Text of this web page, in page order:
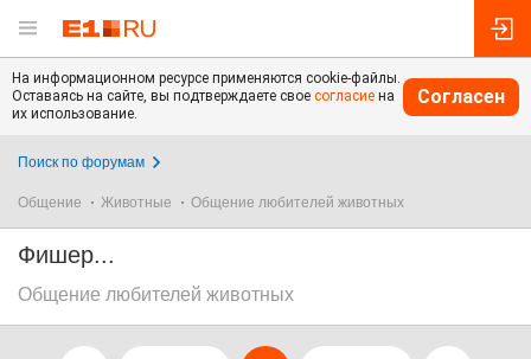
На информационном ресурсе применяются cookie-файлы.
Оставаясь на сайте, вы подтверждаете свое согласие на
их использование.
Согласен
Поиск по форумам
Общение Животные Общение любителей животных
Фишер...
Общение любителей животных